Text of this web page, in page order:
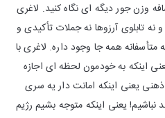
وزن جور دیگه ای نگاه کنید. لاغری
تابلوی آرزوها نه جملات تأکیدی و
همه جا وجود داره. لاغری با
اینکه به خودمون لحظه ای اجازه
یعنی اینکه امانت دار یه سری
یعنی اینکه متوجه بشیم رژیم